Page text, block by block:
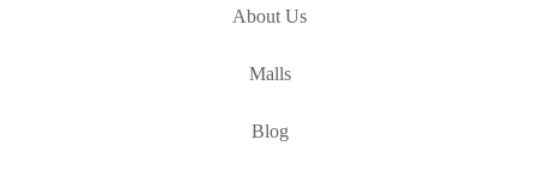
About Us
Malls
Blog